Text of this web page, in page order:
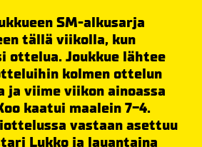
SM-alkusarja
tällä viikolla, kun
ottelua. Joukkue lähtee
kolmen ottelun
ja viime viikon ainoassa
kaatui maalein 7-4.
vastaan asettuu
Lukko ja lauantaina